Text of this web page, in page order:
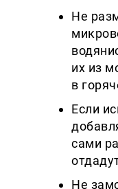
Не
их из
в
Если
сами
Не